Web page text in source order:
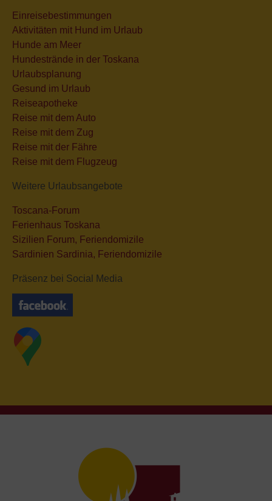
Einreisebestimmungen
Aktivitäten mit Hund im Urlaub
Hunde am Meer
Hundestrände in der Toskana
Urlaubsplanung
Gesund im Urlaub
Reiseapotheke
Reise mit dem Auto
Reise mit dem Zug
Reise mit der Fähre
Reise mit dem Flugzeug
Weitere Urlaubsangebote
Toscana-Forum
Ferienhaus Toskana
Sizilien Forum, Feriendomizile
Sardinien Sardinia, Feriendomizile
Präsenz bei Social Media